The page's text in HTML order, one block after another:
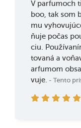
V parfumoch
boo, tak som
mu
ňuje počas
ciu.
tovaná a
arfumom
vuje. - Tento